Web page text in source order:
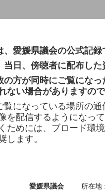
、愛媛県議会の公式記
当日、傍聴者に配布した
の方が同時にご覧にな
ない場合がありますの
覧になっている場所の
を配信するようになっ
ためには、ブロード環
します。
愛媛県議会
所在地